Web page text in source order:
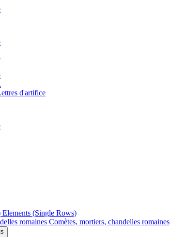
d'artifice
Elements (Single Rows)
Comètes, mortiers, chandelles romaines